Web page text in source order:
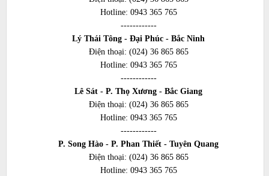
Hotline: 0943 365 765
------------
Lý Thái Tông - Đại Phúc - Bắc Ninh
Điện thoại: (024) 36 865 865
Hotline: 0943 365 765
------------
Lê Sát - P. Thọ Xương - Bắc Giang
Điện thoại: (024) 36 865 865
Hotline: 0943 365 765
------------
P. Song Hào - P. Phan Thiết - Tuyên Quang
Điện thoại: (024) 36 865 865
Hotline: 0943 365 765